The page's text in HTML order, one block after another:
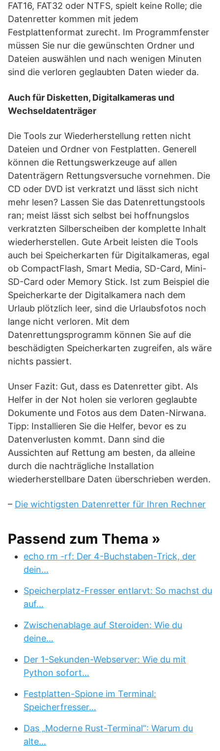
FAT16, FAT32 oder NTFS, spielt keine Rolle; die
Datenretter kommen mit jedem
Festplattenformat zurecht. Im Programmfenster
müssen Sie nur die gewünschten Ordner und
Dateien auswählen und nach wenigen Minuten
sind die verloren geglaubten Daten wieder da.
Auch für Disketten, Digitalkameras und
Wechseldatenträger
Die Tools zur Wiederherstellung retten nicht
Dateien und Ordner von Festplatten. Generell
können die Rettungswerkzeuge auf allen
Datenträgern Rettungsversuche vornehmen. Die
CD oder DVD ist verkratzt und lässt sich nicht
mehr lesen? Lassen Sie das Datenrettungstools
ran; meist lässt sich selbst bei hoffnungslos
verkratzten Silberscheiben der komplette Inhalt
wiederherstellen. Gute Arbeit leisten die Tools
auch bei Speicherkarten für Digitalkameras, egal
ob CompactFlash, Smart Media, SD-Card, Mini-
SD-Card oder Memory Stick. Ist zum Beispiel die
Speicherkarte der Digitalkamera nach dem
Urlaub plötzlich leer, sind die Urlaubsfotos noch
lange nicht verloren. Mit dem
Datenrettungsprogramm können Sie auf die
beschädigten Speicherkarten zugreifen, als wäre
nichts passiert.
Unser Fazit: Gut, dass es Datenretter gibt. Als
Helfer in der Not holen sie verloren geglaubte
Dokumente und Fotos aus dem Daten-Nirwana.
Tipp: Installieren Sie die Helfer, bevor es zu
Datenverlusten kommt. Dann sind die
Aussichten auf Rettung am besten, da alleine
durch die nachträgliche Installation
wiederherstellbare Daten überschrieben werden.
– Die wichtigsten Datenretter für Ihren Rechner
Passend zum Thema »
echo rm -rf: Der 4-Buchstaben-Trick, der
dein…
Speicherplatz-Fresser entlarvt: So machst du
auf…
Zwischenablage auf Steroiden: Wie du
deine…
Der 1-Sekunden-Webserver: Wie du mit
Python sofort…
Festplatten-Spione im Terminal:
Speicherfresser…
Das „Moderne Rust-Terminal“: Warum du
alte…